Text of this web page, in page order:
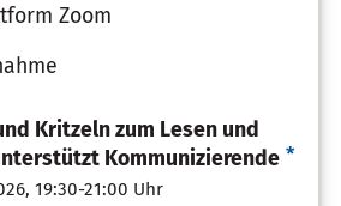
Zoom
Kritzeln zum Lesen und
Kommunizierende *
19:30-21:00 Uhr